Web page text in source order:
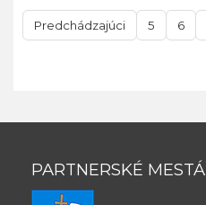
Predchádzajúci 5 6
PARTNERSKÉ MESTÁ